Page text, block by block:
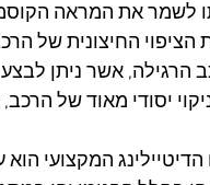
לשמר את המראה
החיצונית של
הרגילה, אשר ניתן
יסודי מאוד של
הדיטיילינג המקצועי